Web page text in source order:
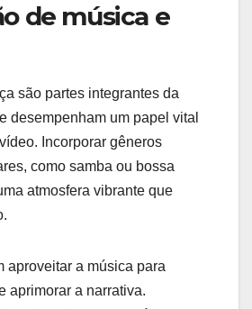
de música e
são partes integrantes da
desempenham um papel vital
Incorporar gêneros
como samba ou bossa
atmosfera vibrante que
aproveitar a música para
aprimorar a narrativa.